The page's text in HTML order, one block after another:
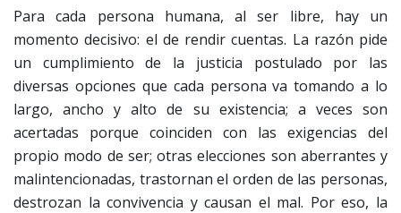
Para cada persona humana, al ser libre, hay un
momento decisivo: el de rendir cuentas. La razón pide
un cumplimiento de la justicia postulado por las
diversas opciones que cada persona va tomando a lo
largo, ancho y alto de su existencia; a veces son
acertadas porque coinciden con las exigencias del
propio modo de ser; otras elecciones son aberrantes y
malintencionadas, trastornan el orden de las personas,
destrozan la convivencia y causan el mal. Por eso, la